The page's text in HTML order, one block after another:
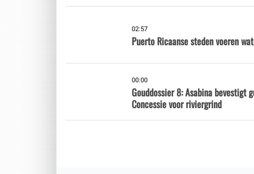
02:57
Puerto Ricaanse steden voeren
00:00
Gouddossier 8: Asabina bevestigt
Concessie voor riviergrind